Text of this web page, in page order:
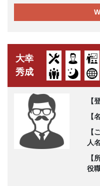
大幸
秀成
【
【
【
人
【
役職